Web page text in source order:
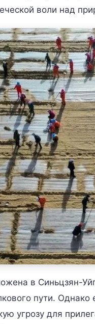
воли над
в Синьцзян-
пути.
угрозу для